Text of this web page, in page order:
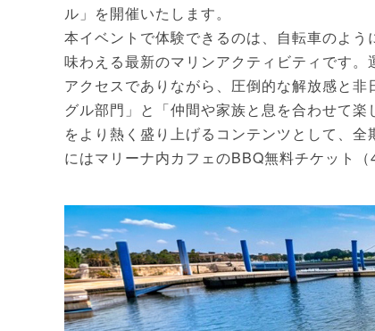
ル」を開催いたします。
本イベントで体験できるのは、自転車のよ
味わえる最新のマリンアクティビティです
アクセスでありながら、圧倒的な解放感と
グル部門」と「仲間や家族と息を合わせて
をより熱く盛り上げるコンテンツとして、
にはマリーナ内カフェのBBQ無料チケット（